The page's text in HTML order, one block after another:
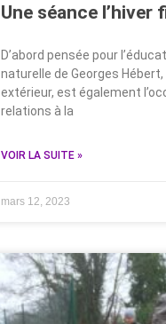
Une séance l’hiver
D’abord pensée pour
naturelle de Georges
extérieur, est également
relations à la
VOIR LA SUITE »
mars 12, 2023